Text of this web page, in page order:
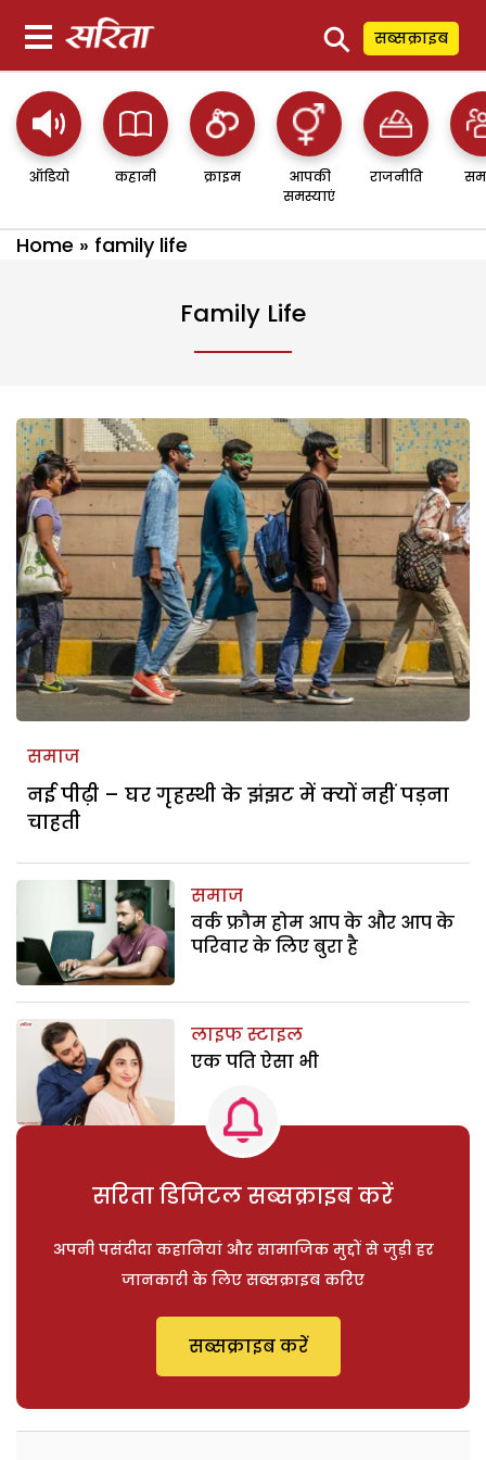
⚲ सब्सक्राइब
ऑडियो कहानी क्राइम
आपकी
समस्याएं
राजनीति
Home » family life
Family Life
समाज
नई पीढ़ी – घर गृहस्थी के झंझट में क्यों नहीं पड़ना
चाहती
समाज
वर्क फ्रौम होम आप के और आप के
परिवार के लिए बुरा है
लाइफ स्टाइल
एक पति ऐसा भी
सरिता डिजिटल सब्सक्राइब करें
अपनी पसंदीदा कहानियां और सामाजिक मुद्दों से जुड़ी हर
जानकारी के लिए सब्सक्राइब करिए
सब्सक्राइब करें